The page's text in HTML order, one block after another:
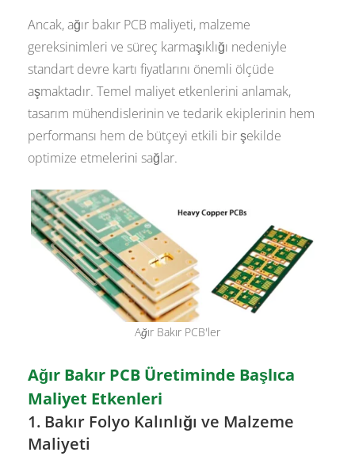
Ancak, ağır bakır PCB maliyeti, malzeme
gereksinimleri ve süreç karmaşıklığı nedeniyle
standart devre kartı fiyatlarını önemli ölçüde
aşmaktadır. Temel maliyet etkenlerini anlamak,
tasarım mühendislerinin ve tedarik ekiplerinin hem
performansı hem de bütçeyi etkili bir şekilde
optimize etmelerini sağlar.
Ağır Bakır PCB'ler
Ağır Bakır PCB Üretiminde Başlıca
Maliyet Etkenleri
1. Bakır Folyo Kalınlığı ve Malzeme
Maliyeti